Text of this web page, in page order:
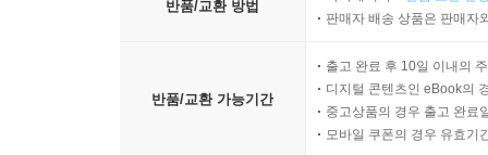
반품/교환 방법
판매자 배송 상품은 판매자
반품/교환 가능기간
출고 완료 후 10일 이내의
디지털 콘텐츠인 eBook의
중고상품의 경우 출고 완료
모바일 쿠폰의 경우 유효기